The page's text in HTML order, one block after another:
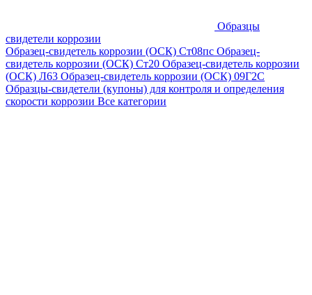
Образцы
свидетели коррозии
Образец-свидетель коррозии (ОСК) Ст08пс Образец-
свидетель коррозии (ОСК) Ст20 Образец-свидетель коррозии
(ОСК) Л63 Образец-свидетель коррозии (ОСК) 09Г2С
Образцы-свидетели (купоны) для контроля и определения
скорости коррозии Все категории